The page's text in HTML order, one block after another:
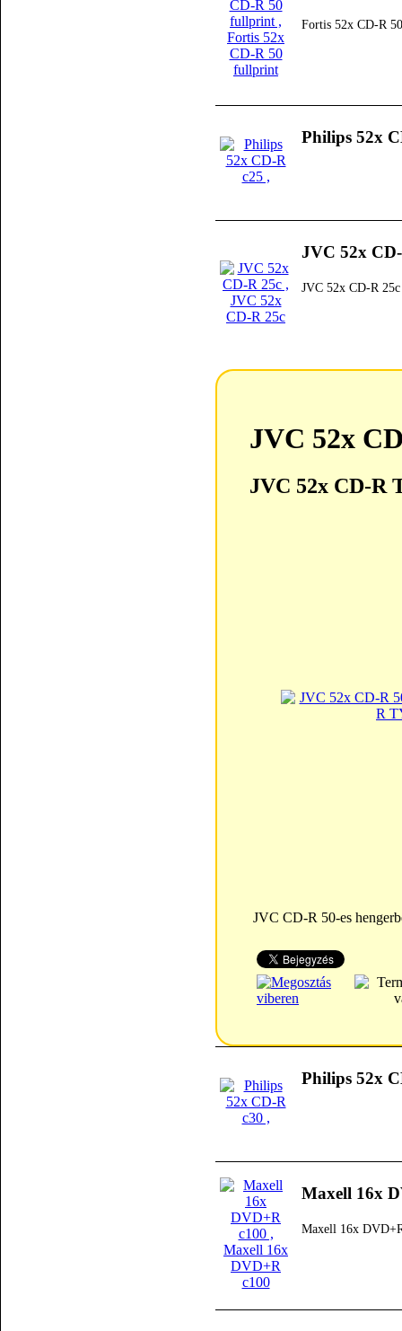
Fortis 52x CD-R
Philips 52x
JVC 52x
JVC 52x CD-R 25c
JVC 52x
JVC 52x CD-R
JVC CD-R 50-es
Philips 52x
Maxell 16x
Maxell 16x